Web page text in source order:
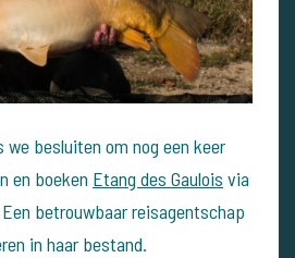
besluiten om nog een keer
en boeken Etang des Gaulois via
betrouwbaar reisagentschap
in haar bestand.